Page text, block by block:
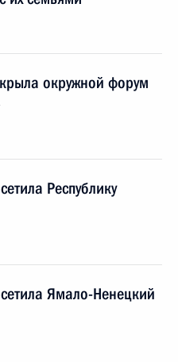
окружной форум
Республику
Ямало-Ненецкий